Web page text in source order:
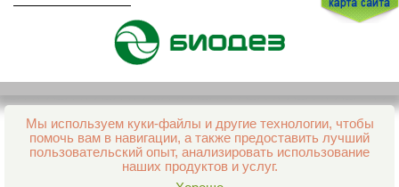
Мы используем куки-файлы и другие технологии, чтобы
помочь вам в навигации, а также предоставить лучший
пользовательский опыт, анализировать использование
наших продуктов и услуг.
Все права защищены и охраняются законом
© 2013–2026 Интернет-аптека Фармация
support@aptekapenza.ru
Телефон: Служба обработки заказов 99-98-28